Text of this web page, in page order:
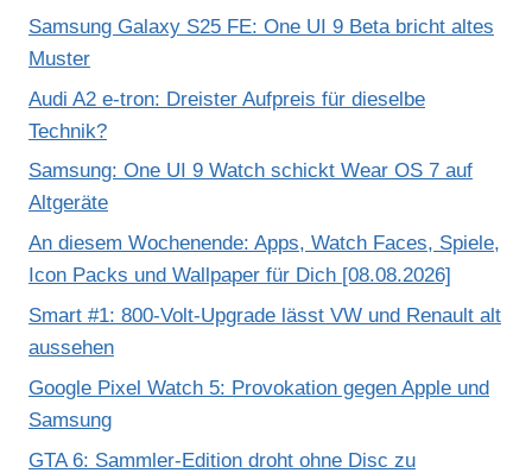
Samsung Galaxy S25 FE: One UI 9 Beta bricht altes
Muster
Audi A2 e-tron: Dreister Aufpreis für dieselbe
Technik?
Samsung: One UI 9 Watch schickt Wear OS 7 auf
Altgeräte
An diesem Wochenende: Apps, Watch Faces, Spiele,
Icon Packs und Wallpaper für Dich [08.08.2026]
Smart #1: 800-Volt-Upgrade lässt VW und Renault alt
aussehen
Google Pixel Watch 5: Provokation gegen Apple und
Samsung
GTA 6: Sammler-Edition droht ohne Disc zu